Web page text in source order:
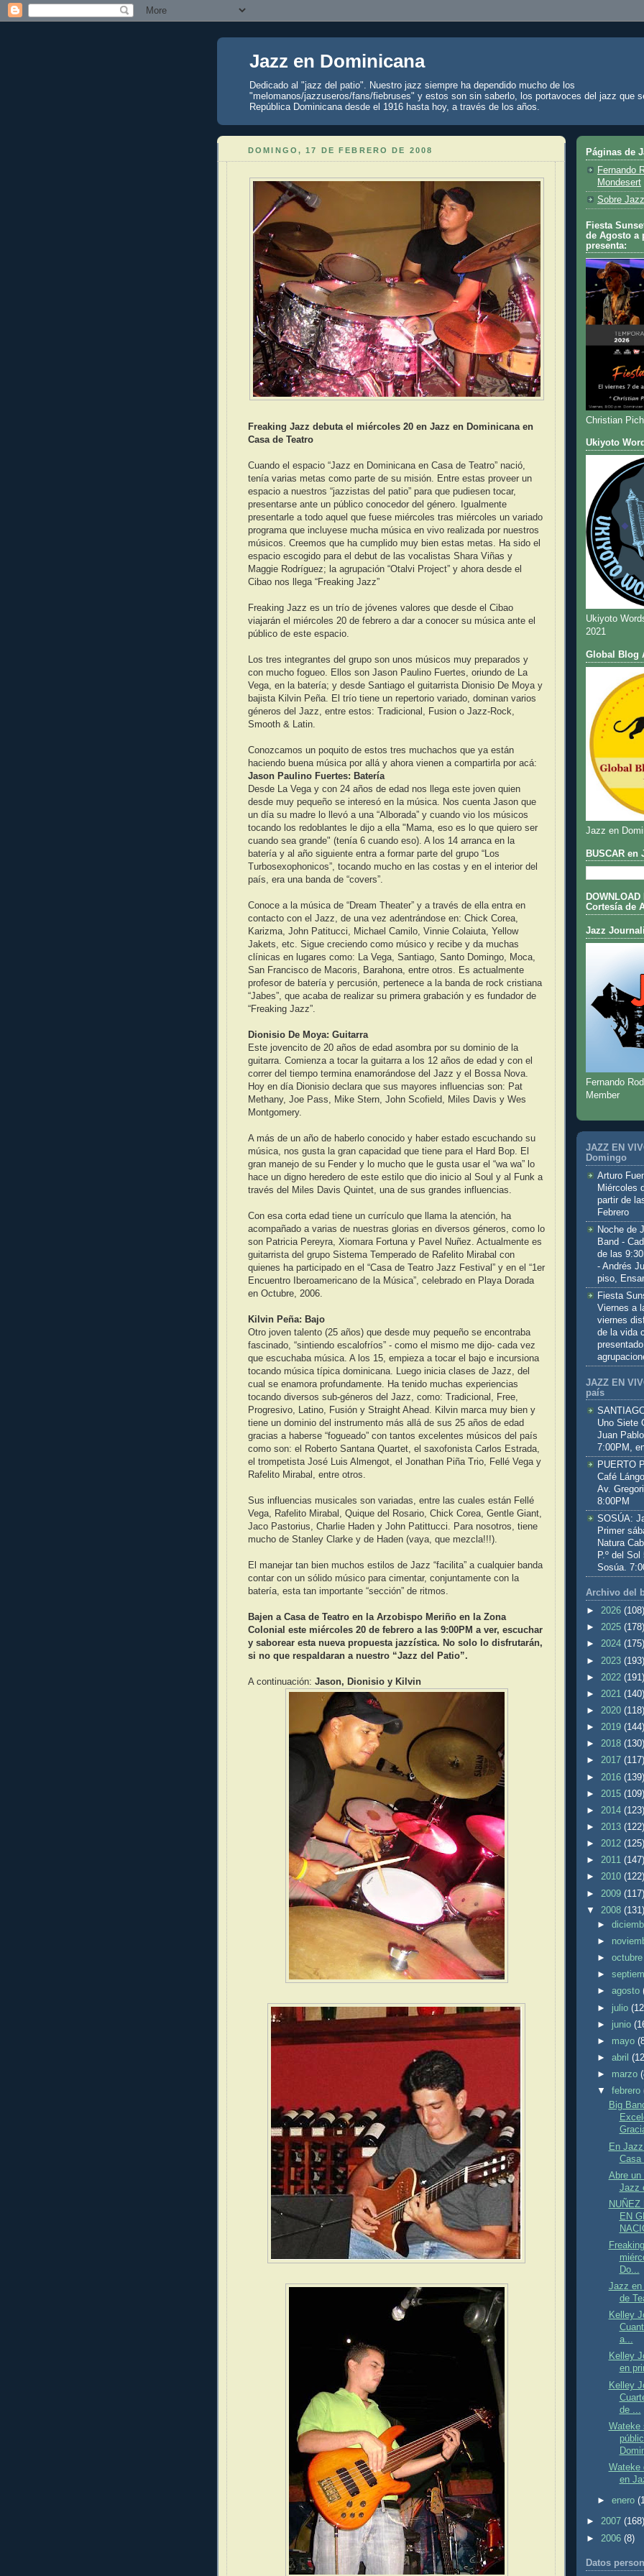
Jazz en Dominicana
Dedicado al "jazz del patio". Nuestro jazz siempre ha dependido mucho de los
"melomanos/jazzuseros/fans/fiebruses" y estos son sin saberlo, los portavoces del jazz que
República Dominicana desde el 1916 hasta hoy, a través de los años.
DOMINGO, 17 DE FEBRERO DE 2008
Freaking Jazz debuta el miércoles 20 en Jazz en Dominicana en
Casa de Teatro
Cuando el espacio “Jazz en Dominicana en Casa de Teatro” nació,
tenía varias metas como parte de su misión. Entre estas proveer un
espacio a nuestros “jazzistas del patio” para que pudiesen tocar,
presentarse ante un público conocedor del género. Igualmente
presentarle a todo aquel que fuese miércoles tras miércoles un variado
programa que incluyese mucha música en vivo realizada por nuestros
músicos. Creemos que ha cumplido muy bien estas metas. Ha sido el
espacio escogido para el debut de las vocalistas Shara Viñas y
Maggie Rodríguez; la agrupación “Otalvi Project” y ahora desde el
Cibao nos llega “Freaking Jazz”
Freaking Jazz es un trío de jóvenes valores que desde el Cibao
viajarán el miércoles 20 de febrero a dar a conocer su música ante el
público de este espacio.
Los tres integrantes del grupo son unos músicos muy preparados y
con mucho fogueo. Ellos son Jason Paulino Fuertes, oriundo de La
Vega, en la batería; y desde Santiago el guitarrista Dionisio De Moya y
bajista Kilvin Peña. El trío tiene un repertorio variado, dominan varios
géneros del Jazz, entre estos: Tradicional, Fusion o Jazz-Rock,
Smooth & Latin.
Conozcamos un poquito de estos tres muchachos que ya están
haciendo buena música por allá y ahora vienen a compartirla por acá:
Jason Paulino Fuertes: Batería
Desde La Vega y con 24 años de edad nos llega este joven quien
desde muy pequeño se interesó en la música. Nos cuenta Jason que
un día su madre lo llevó a una “Alborada” y cuando vio los músicos
tocando los redoblantes le dijo a ella "Mama, eso es lo que quiero ser
cuando sea grande" (tenía 6 cuando eso). A los 14 arranca en la
batería y al año siguiente entra a formar parte del grupo “Los
Turbosexophonicos”, tocando mucho en las costas y en el interior del
país, era una banda de “covers”.
Conoce a la música de “Dream Theater” y a través de ella entra en
contacto con el Jazz, de una vez adentrándose en: Chick Corea,
Karizma, John Patitucci, Michael Camilo, Vinnie Colaiuta, Yellow
Jakets, etc. Sigue creciendo como músico y recibe y da muchas
clínicas en lugares como: La Vega, Santiago, Santo Domingo, Moca,
San Francisco de Macoris, Barahona, entre otros. Es actualmente
profesor de batería y percusión, pertenece a la banda de rock cristiana
“Jabes”, que acaba de realizar su primera grabación y es fundador de
“Freaking Jazz”.
Dionisio De Moya: Guitarra
Este jovencito de 20 años de edad asombra por su dominio de la
guitarra. Comienza a tocar la guitarra a los 12 años de edad y con el
correr del tiempo termina enamorándose del Jazz y el Bossa Nova.
Hoy en día Dionisio declara que sus mayores influencias son: Pat
Methany, Joe Pass, Mike Stern, John Scofield, Miles Davis y Wes
Montgomery.
A más de un año de haberlo conocido y haber estado escuchando su
música, nos gusta la gran capacidad que tiene para el Hard Bop. El
gran manejo de su Fender y lo mucho que le gusta usar el “wa wa” lo
hace un digno heredero de este estilo que dio inicio al Soul y al Funk a
través del Miles Davis Quintet, una de sus grandes influencias.
Con esa corta edad tiene un currículo que llama la atención, ha
acompañado a varias de nuestras glorias en diversos géneros, como lo
son Patricia Pereyra, Xiomara Fortuna y Pavel Nuñez. Actualmente es
guitarrista del grupo Sistema Temperado de Rafelito Mirabal con
quienes ha participado en el “Casa de Teatro Jazz Festival” y en el “1er
Encuentro Iberoamericano de la Música”, celebrado en Playa Dorada
en Octubre, 2006.
Kilvin Peña: Bajo
Otro joven talento (25 años) que desde muy pequeño se encontraba
fascinado, “sintiendo escalofríos” - como el mismo me dijo- cada vez
que escuchaba música. A los 15, empieza a tocar el bajo e incursiona
tocando música típica dominicana. Luego inicia clases de Jazz, del
cual se enamora profundamente. Ha tenido muchas experiencias
tocando diversos sub-géneros del Jazz, como: Tradicional, Free,
Progresivo, Latino, Fusión y Straight Ahead. Kilvin marca muy bien y
tiene un dominio del instrumento más allá de sus 25 años de edad
gracias a haberse “fogueado” con tantos excelentes músicos del país
como son: el Roberto Santana Quartet, el saxofonista Carlos Estrada,
el trompetista José Luis Almengot, el Jonathan Piña Trio, Fellé Vega y
Rafelito Mirabal, entre otros.
Sus influencias musicales son variadas, entre las cuales están Fellé
Vega, Rafelito Mirabal, Quique del Rosario, Chick Corea, Gentle Giant,
Jaco Pastorius, Charlie Haden y John Patittucci. Para nosotros, tiene
mucho de Stanley Clarke y de Haden (vaya, que mezcla!!!).
El manejar tan bien muchos estilos de Jazz “facilita” a cualquier banda
contar con un sólido músico para cimentar, conjuntamente con la
batería, esta tan importante “sección” de ritmos.
Bajen a Casa de Teatro en la Arzobispo Meriño en la Zona
Colonial este miércoles 20 de febrero a las 9:00PM a ver, escuchar
y saborear esta nueva propuesta jazzística. No solo lo disfrutarán,
si no que respaldaran a nuestro “Jazz del Patio”.
A continuación: Jason, Dionisio y Kilvin
Páginas de
Fernando
Mondesert
Sobre
Fiesta
de Agosto a
presenta:
Christian
Ukiyoto
Ukiyoto
2021
Global Blog
Jazz en
BUSCAR en
Cortesía de
Jazz
Fernando
Member
JAZZ EN
Domingo
Arturo
Miércoles
partir de
Febrero
Noche de
Band -
de las
- Andrés
piso,
Fiesta
Viernes a
viernes
de la vida
JAZZ EN
país
Uno Siete
Juan
7:00PM,
PUERTO
Café
Av.
8:00PM
SOSÚA:
Primer
Natura
P.º del Sol
Sosúa.
Archivo del
► 2026 (108)
► 2025 (178)
► 2024 (175)
► 2023 (193)
► 2022 (191)
► 2021 (140)
► 2020 (118)
► 2019 (144)
► 2018 (130)
► 2017 (117)
► 2016 (139)
► 2015 (109)
► 2014 (123)
► 2013 (122)
► 2012 (125)
► 2011 (147)
► 2010 (122)
► 2009 (117)
▼ 2008 (131)
►
►
►
►
►agosto
► julio
► junio
► mayo
►abril
► marzo
▼febrero
Big
En
Casa
Abre un
Jazz
EN
Do...
Jazz en
de
Kelley
a...
Kelley
en
Kelley
de ...
Wateke
Wateke
en
►enero
► 2007 (168)
► 2006 (8)
Datos